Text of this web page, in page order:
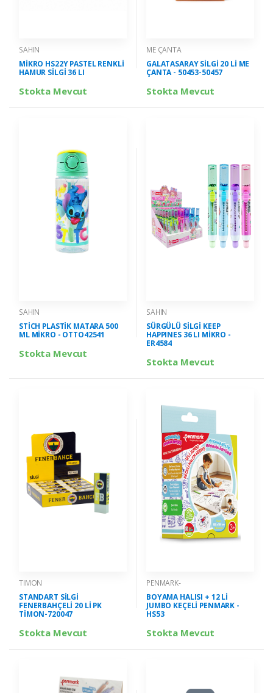
SAHIN
MİKRO HS22Y PASTEL RENKLİ
HAMUR SİLGİ 36 LI
Stokta Mevcut
ME ÇANTA
GALATASARAY SİLGİ 20 Lİ ME
ÇANTA - 50453-50457
Stokta Mevcut
SAHIN
STİCH PLASTİK MATARA 500
ML MİKRO - OTTO42541
Stokta Mevcut
SAHIN
SÜRGÜLÜ SİLGİ KEEP
HAPPINES 36 LI MİKRO -
ER4584
Stokta Mevcut
TIMON
STANDART SİLGİ
FENERBAHÇELİ 20 Lİ PK
TİMON-720047
Stokta Mevcut
PENMARK-
BOYAMA HALISI + 12 Lİ
JUMBO KEÇELİ PENMARK -
HS53
Stokta Mevcut